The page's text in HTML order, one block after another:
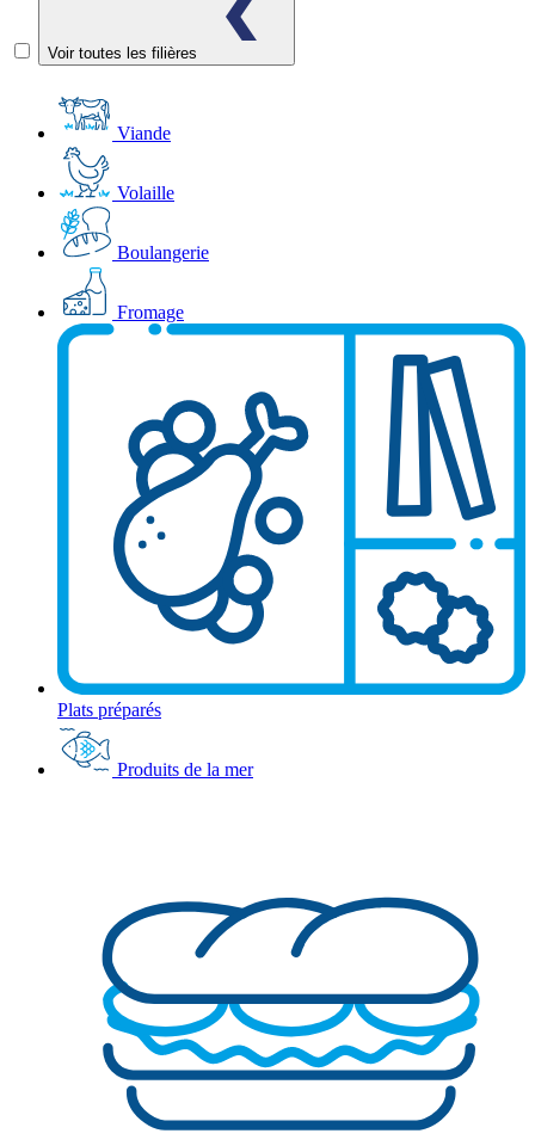
Voir toutes les filières
Viande
Volaille
Boulangerie
Fromage
Plats préparés
Produits de la mer